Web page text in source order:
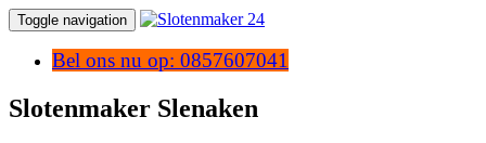
Toggle navigation
Bel ons nu op: 0857607041
Slotenmaker Slenaken